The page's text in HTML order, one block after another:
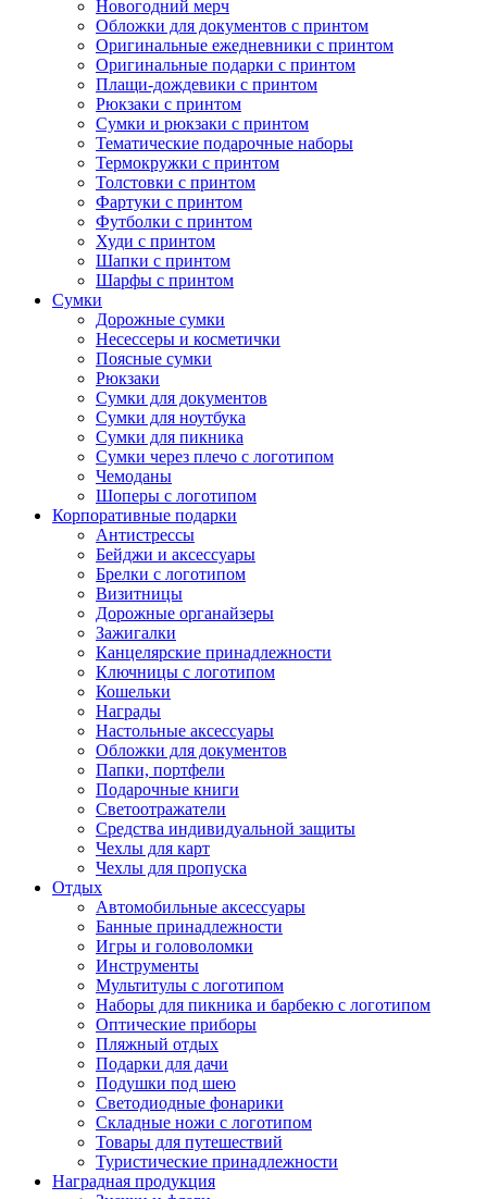
Новогодний мерч
Обложки для документов с принтом
Оригинальные ежедневники с принтом
Оригинальные подарки с принтом
Плащи-дождевики с принтом
Рюкзаки с принтом
Сумки и рюкзаки с принтом
Тематические подарочные наборы
Термокружки с принтом
Толстовки с принтом
Фартуки с принтом
Футболки с принтом
Худи с принтом
Шапки с принтом
Шарфы с принтом
Сумки
Дорожные сумки
Несессеры и косметички
Поясные сумки
Рюкзаки
Сумки для документов
Сумки для ноутбука
Сумки для пикника
Сумки через плечо с логотипом
Чемоданы
Шоперы с логотипом
Корпоративные подарки
Антистрессы
Бейджи и аксессуары
Брелки с логотипом
Визитницы
Дорожные органайзеры
Зажигалки
Канцелярские принадлежности
Ключницы с логотипом
Кошельки
Награды
Настольные аксессуары
Обложки для документов
Папки, портфели
Подарочные книги
Светоотражатели
Средства индивидуальной защиты
Чехлы для карт
Чехлы для пропуска
Отдых
Автомобильные аксессуары
Банные принадлежности
Игры и головоломки
Инструменты
Мультитулы с логотипом
Наборы для пикника и барбекю с логотипом
Оптические приборы
Пляжный отдых
Подарки для дачи
Подушки под шею
Светодиодные фонарики
Складные ножи с логотипом
Товары для путешествий
Туристические принадлежности
Наградная продукция